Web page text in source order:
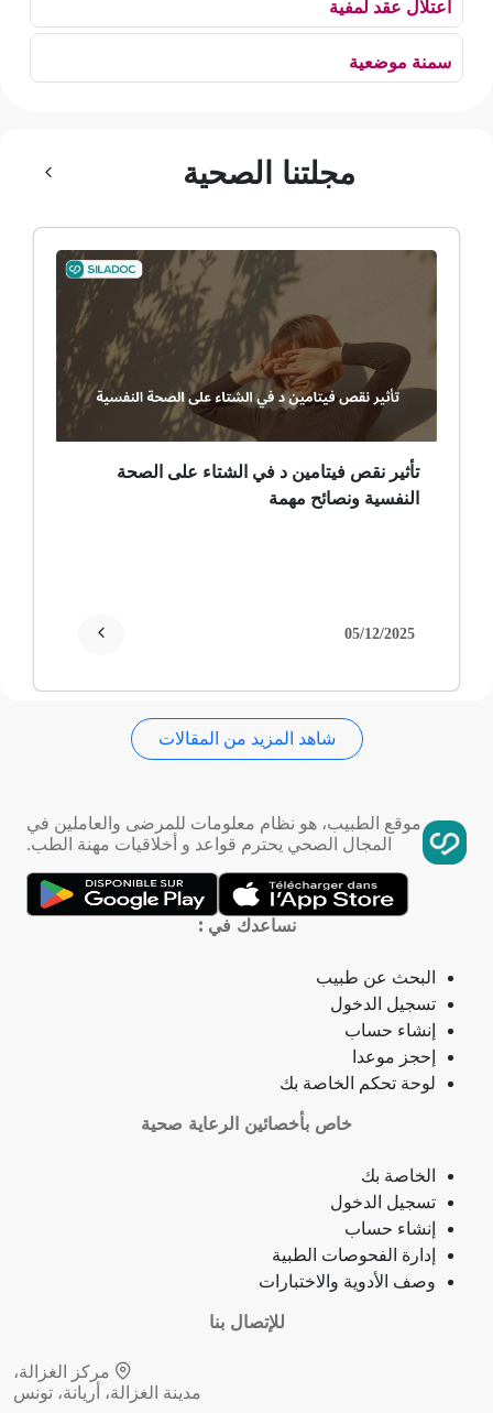
اعتلال عقد لمفية
سمنة موضعية
ألم وعائي وجهي
ضمور عصبي ألمي
حساسية
ثعلبة
ألزهايمر (مرض)
تمدد الأوعية الدموية
التهاب الحلق
ذبحة صدرية (مصطلح لاتيني)
فقدان الشهية
فقدان حاسة الشم
جمرة (أنثراكس)
لامبالاة
حبسة
مجلتنا الصحية
تأثير نقص فيتامين د في الشتاء على الصحة
النفسية ونصائح مهمة
05/12/2025
شاهد المزيد من المقالات
موقع الطبيب، هو نظام معلومات للمرضى والعاملين في
المجال الصحي يحترم قواعد و أخلاقيات مهنة الطب.
نساعدك في :
البحث عن طبيب
تسجيل الدخول
إنشاء حساب
إحجز موعدا
لوحة تحكم الخاصة بك
خاص بأخصائين الرعاية صحية
الخاصة بك
تسجيل الدخول
إنشاء حساب
إدارة الفحوصات الطبية
وصف الأدوية والاختبارات
للإتصال بنا
مركز الغزالة،
مدينة الغزالة، أريانة، تونس